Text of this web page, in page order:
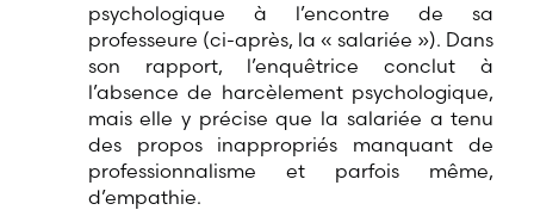
psychologique à l’encontre de sa
professeure (ci-après, la « salariée »). Dans
son rapport, l’enquêtrice conclut à
l’absence de harcèlement psychologique,
mais elle y précise que la salariée a tenu
des propos inappropriés manquant de
professionnalisme et parfois même,
d’empathie.